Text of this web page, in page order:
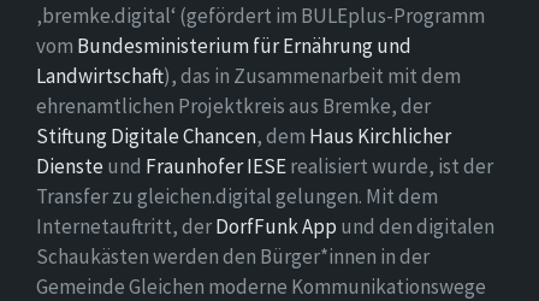
‚bremke.digital‘ (gefördert im BULEplus-Programm
vom Bundesministerium für Ernährung und
Landwirtschaft), das in Zusammenarbeit mit dem
ehrenamtlichen Projektkreis aus Bremke, der
Stiftung Digitale Chancen, dem Haus Kirchlicher
Dienste und Fraunhofer IESErealisiert wurde, ist der
Transfer zu gleichen.digital gelungen. Mit dem
Internetauftritt, derDorfFunk App und den digitalen
Schaukästen werden den Bürger*innen in der
Gemeinde Gleichen moderne Kommunikationswege